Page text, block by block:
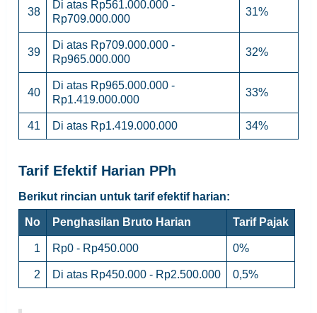
38
Di atas Rp561.000.000 -
Rp709.000.000
31%
39
Di atas Rp709.000.000 -
Rp965.000.000
32%
40
Di atas Rp965.000.000 -
Rp1.419.000.000
33%
41 Di atas Rp1.419.000.000 34%
Tarif Efektif Harian PPh
Berikut rincian untuk tarif efektif harian:
No Penghasilan Bruto Harian Tarif Pajak
1 Rp0 - Rp450.000 0%
2 Di atas Rp450.000 - Rp2.500.000 0,5%